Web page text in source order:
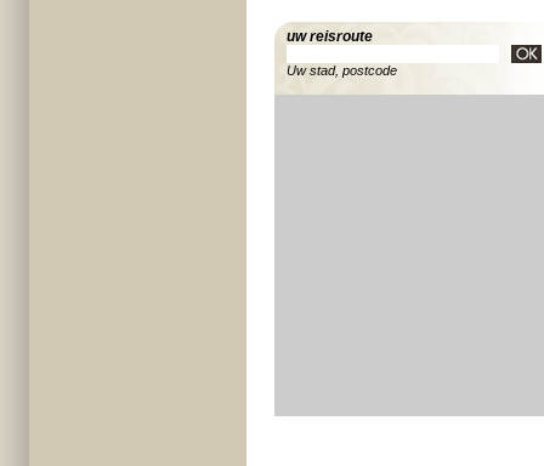
uw reisroute
Uw stad, postcode